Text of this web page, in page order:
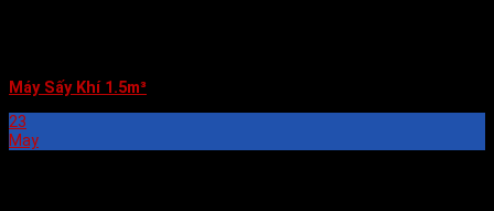
Máy Sấy Khí 1.5m³
23
May